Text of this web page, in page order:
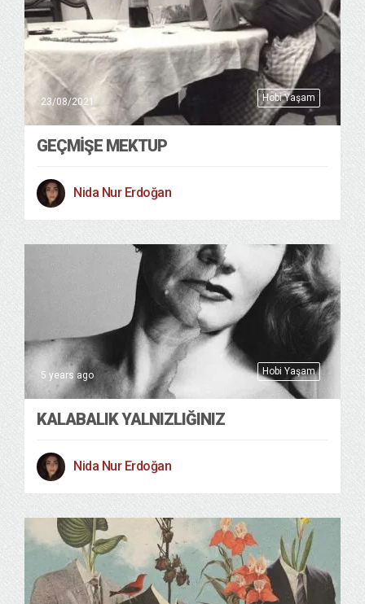
Hobi Yaşam
23/08/2021
GEÇMİŞE MEKTUP
Nida Nur Erdoğan
Hobi Yaşam
5 years ago
KALABALIK YALNIZLIĞINIZ
Nida Nur Erdoğan